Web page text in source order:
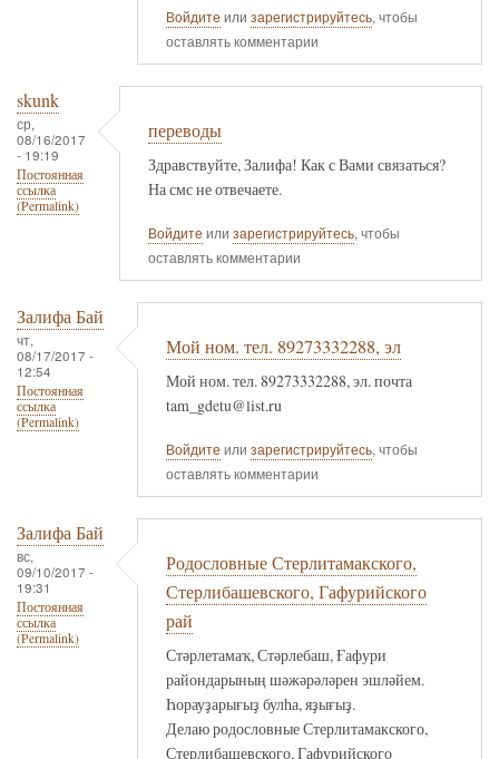
Войдите или зарегистрируйтесь, чтобы
оставлять комментарии
skunk
ср,
08/16/2017
- 19:19
Постоянная
ссылка
(Permalink)
переводы
Здравствуйте, Залифа! Как с Вами связаться?
На смс не отвечаете.
Войдите или зарегистрируйтесь, чтобы
оставлять комментарии
Залифа Бай
чт,
08/17/2017 -
12:54
Постоянная
ссылка
(Permalink)
Мой ном. тел. 89273332288, эл
Мой ном. тел. 89273332288, эл. почта
tam_gdetu@list.ru
Войдите или зарегистрируйтесь, чтобы
оставлять комментарии
Залифа Бай
вс,
09/10/2017 -
19:31
Постоянная
ссылка
(Permalink)
Родословные Стерлитамакского,
Стерлибашевского, Гафурийского
рай
Стәрлетамаҡ, Стәрлебаш, Ғафури
райондарының шәжәрәләрен эшләйем.
Һорауҙарығыҙ булһа, яҙығыҙ.
Делаю родословные Стерлитамакского,
Стерлибашевского, Гафурийского